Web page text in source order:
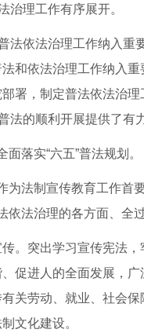
理工作有序展开。
依法治理工作纳入重
和依法治理工作纳入
署，制定普法依法治
法的顺利开展提供了有
落实“六五”普法规划。
法制宣传教育工作首
法治理的各方面、全过
突出学习宣传宪法，
促进人的全面发展，
关劳动、就业、社会
文化建设。